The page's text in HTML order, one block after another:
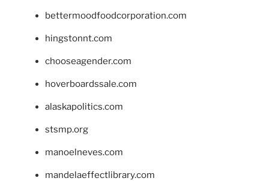
bettermoodfoodcorporation.com
hingstonnt.com
chooseagender.com
hoverboardssale.com
alaskapolitics.com
stsmp.org
manoelneves.com
mandelaeffectlibrary.com